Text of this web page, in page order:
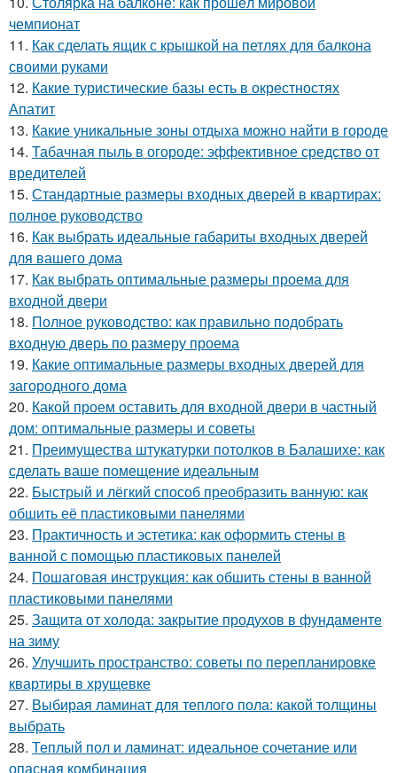
чемпионат
11. Как сделать ящик с крышкой на петлях для балкона
своими руками
12. Какие туристические базы есть в окрестностях
Апатит
13. Какие уникальные зоны отдыха можно найти в городе
14. Табачная пыль в огороде: эффективное средство от
вредителей
15. Стандартные размеры входных дверей в квартирах:
полное руководство
16. Как выбрать идеальные габариты входных дверей
для вашего дома
17. Как выбрать оптимальные размеры проема для
входной двери
18. Полное руководство: как правильно подобрать
входную дверь по размеру проема
19. Какие оптимальные размеры входных дверей для
загородного дома
20. Какой проем оставить для входной двери в частный
дом: оптимальные размеры и советы
21. Преимущества штукатурки потолков в Балашихе: как
сделать ваше помещение идеальным
22. Быстрый и лёгкий способ преобразить ванную: как
обшить её пластиковыми панелями
23. Практичность и эстетика: как оформить стены в
ванной с помощью пластиковых панелей
24. Пошаговая инструкция: как обшить стены в ванной
пластиковыми панелями
25. Защита от холода: закрытие продухов в фундаменте
на зиму
26. Улучшить пространство: советы по перепланировке
квартиры в хрущевке
27. Выбирая ламинат для теплого пола: какой толщины
выбрать
28. Теплый пол и ламинат: идеальное сочетание или
опасная комбинация